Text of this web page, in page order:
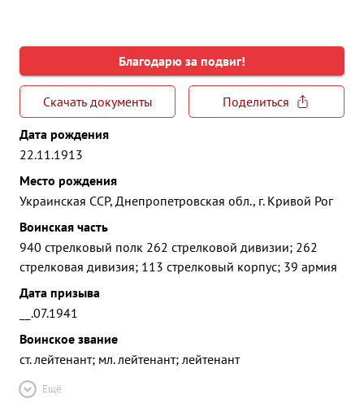
Благодарю за подвиг!
Скачать документы
Поделиться
Дата рождения
22.11.1913
Место рождения
Украинская ССР, Днепропетровская обл., г. Кривой Рог
Воинская часть
940 стрелковый полк 262 стрелковой дивизии; 262
стрелковая дивизия; 113 стрелковый корпус; 39 армия
Дата призыва
__.07.1941
Воинское звание
ст. лейтенант; мл. лейтенант; лейтенант
Ещё